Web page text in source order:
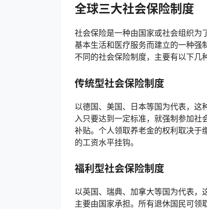
全球三大社会保险制度
社会保险是一种由国家或社会组织为
基本生活和医疗服务而建立的一种强
不同的社会保险制度，主要有以下几
传统型社会保险制度
以德国、美国、日本等国为代表，
入只要达到一定标准，就强制参加
补贴。个人领取养老金的权利取决于
的工资水平挂钩。
福利型社会保险制度
以英国、瑞典、加拿大等国为代表
主要由国家承担。所有退休国民可领